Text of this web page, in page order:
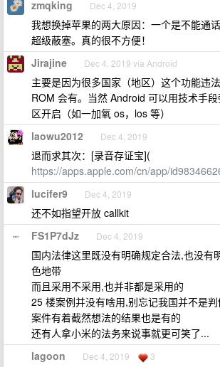
zmqking Dec 4, 2019
我想换掉苹果的两大原因：一个是不能通
超级蔽塞。真的很不方便！
Jirajine Dec 4, 2019 via Android
主要是因为很多国家（地区）这个功能违
ROM 会有。当然 Android 可以用技术手
区开启（如一加氧 os，los 等）
laowu2012 Dec 4, 2019
退而求其次：[录音存证宝](
https://apps.apple.com/cn/app/
lucifer9 Dec 4, 2019
还不如指望开放 callkit
FS1P7dJz Dec 4, 2019
国内法律这里既没有明确规定合法,也没有
色地带
而且采用不采用,也并非都是采用的
25 楼案例并没有啥用,别忘记我国并不是
案件有着截然想法的结果也是有的
还有人拿小米的法务来说事就更可笑了...
lagoon Dec 4, 2019 3